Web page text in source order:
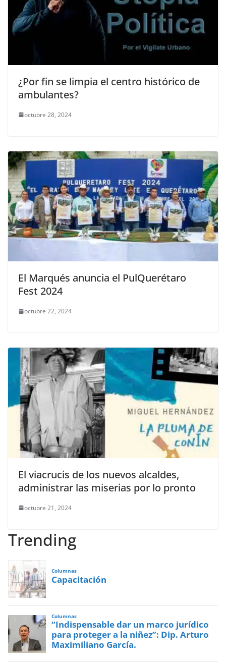
¿Por fin se limpia el centro histórico de
ambulantes?
octubre 28, 2024
El Marqués anuncia el PulQuerétaro
Fest 2024
octubre 22, 2024
El viacrucis de los nuevos alcaldes,
administrar las miserias por lo pronto
octubre 21, 2024
Trending